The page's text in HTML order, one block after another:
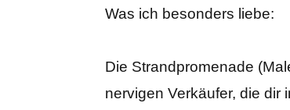
Was ich besonders liebe:
Die Strandpromenade
nervigen Verkäufer, die dir